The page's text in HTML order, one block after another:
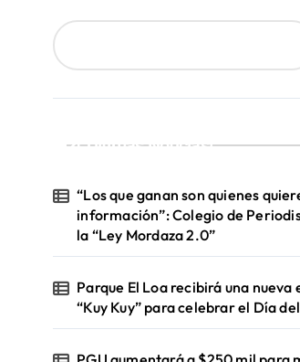
¡Ultimas Noticias!
“Los que ganan son quienes
información”: Colegio de
la “Ley Mordaza 2.0”
Parque El Loa recibirá una nueva
“Kuy Kuy” para celebrar el Día